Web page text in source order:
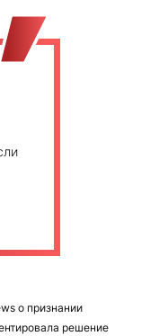
о признании
решение